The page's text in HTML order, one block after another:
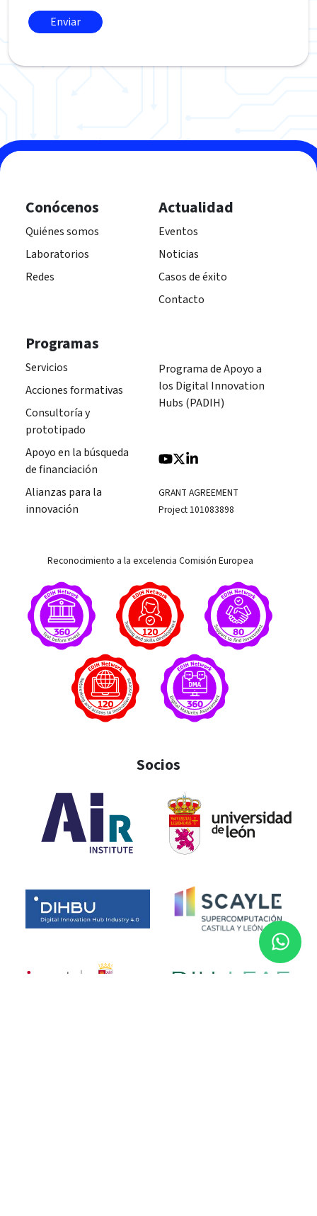
Conócenos
Quiénes somos
Laboratorios
Redes
Actualidad
Eventos
Noticias
Casos de éxito
Contacto
Programas
Servicios
Acciones formativas
Consultoría y
prototipado
Apoyo en la búsqueda
de financiación
Alianzas para la
innovación
Programa de Apoyo a
los Digital Innovation
Hubs (PADIH)
GRANT AGREEMENT
Project 101083898
Reconocimiento a la excelencia Comisión Europea
Socios